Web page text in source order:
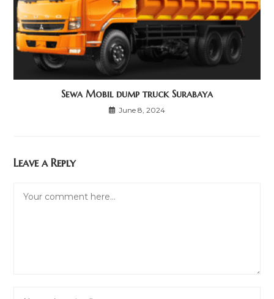
Sewa Mobil dump truck Surabaya
June 8, 2024
Leave a Reply